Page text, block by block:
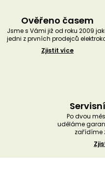
Ověřeno časem
Jsme s Vámi již od roku 2009
jedni z prvních prodejců
Zjistit více
Po dvou
uděláme
zařídíme